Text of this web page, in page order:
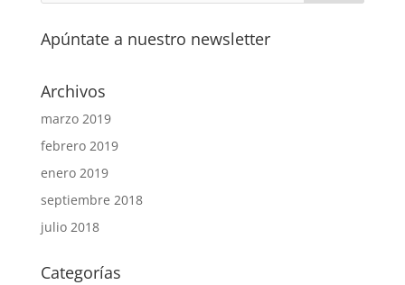
Apúntate a nuestro newsletter
Archivos
marzo 2019
febrero 2019
enero 2019
septiembre 2018
julio 2018
Categorías